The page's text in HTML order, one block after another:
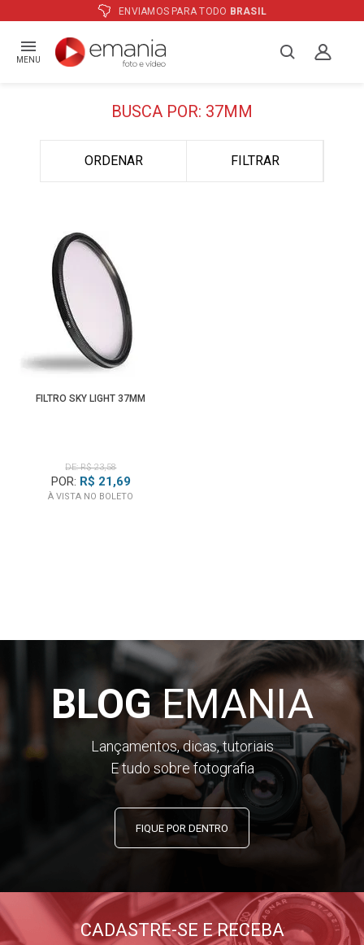
ENVIAMOS PARA TODO BRASIL
MENU
BUSCA POR: 37MM
ORDENAR FILTRAR
FILTRO SKY LIGHT 37MM
DE: R$ 23,58
POR: R$ 21,69
À VISTA NO BOLETO
BLOGEMANIA
Lançamentos, dicas, tutoriais
E tudo sobre fotografia
FIQUE POR DENTRO
CADASTRE-SE E RECEBA